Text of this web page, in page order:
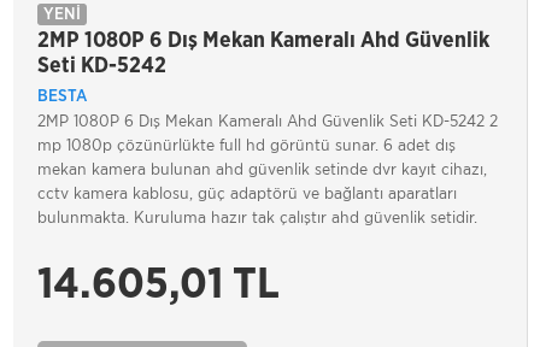
YENİ
2MP 1080P 6 Dış Mekan Kameralı Ahd Güvenlik
Seti KD-5242
BESTA
2MP 1080P 6 Dış Mekan Kameralı Ahd Güvenlik Seti KD-5242 2
mp 1080p çözünürlükte full hd görüntü sunar. 6 adet dış
mekan kamera bulunan ahd güvenlik setinde dvr kayıt cihazı,
cctv kamera kablosu, güç adaptörü ve bağlantı aparatları
bulunmakta. Kuruluma hazır tak çalıştır ahd güvenlik setidir.
14.605,01 TL